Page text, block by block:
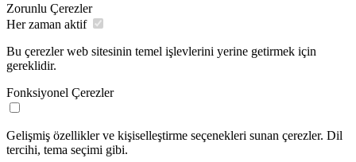
Zorunlu Çerezler
Her zaman aktif
Bu çerezler web sitesinin temel işlevlerini yerine getirmek için
gereklidir.
Fonksiyonel Çerezler
Gelişmiş özellikler ve kişiselleştirme seçenekleri sunan çerezler. Dil
tercihi, tema seçimi gibi.